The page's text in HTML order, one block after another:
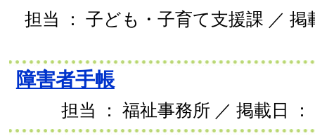
担当 ： 子ども・子育て支援課 ／ 掲
障害者手帳
担当 ： 福祉事務所 ／ 掲載日 ：